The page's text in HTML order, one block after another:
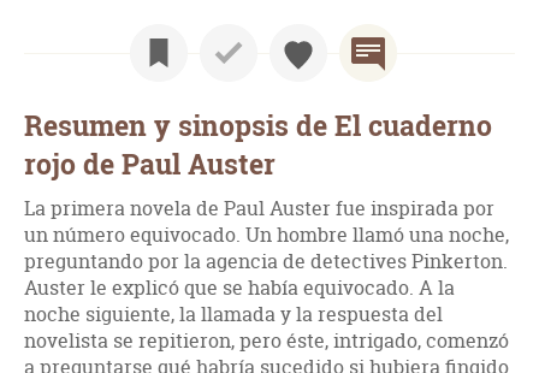
Resumen y sinopsis de El cuaderno
rojo de Paul Auster
La primera novela de Paul Auster fue inspirada por
un número equivocado. Un hombre llamó una noche,
preguntando por la agencia de detectives Pinkerton.
Auster le explicó que se había equivocado. A la
noche siguiente, la llamada y la respuesta del
novelista se repitieron, pero éste, intrigado, comenzó
a preguntarse qué habría sucedido si hubiera fingido